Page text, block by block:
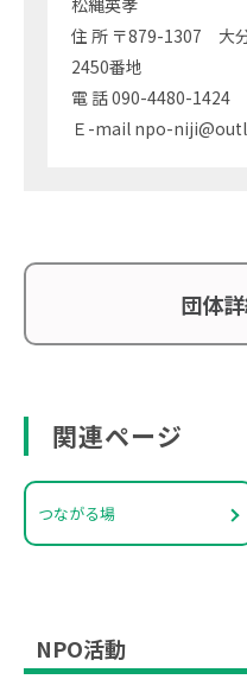
松縄英孝
住 所 〒879-1307 大
2450番地
電 話 090-4480-1424
Ｅ-mail npo-
団体
関連ページ
つながる場
NPO活動